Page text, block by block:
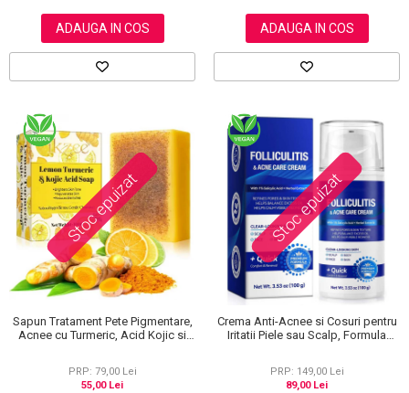
ADAUGA IN COS ADAUGA IN COS
Stoc epuizat
Sapun Tratament Pete Pigmentare,
Acnee cu Turmeric, Acid Kojic si
PRP: 79,00 Lei
55,00 Lei
Stoc epuizat
Crema Anti-Acnee si Cosuri pentru
Iritatii Piele sau Scalp, Formula
PRP: 149,00 Lei
89,00 Lei